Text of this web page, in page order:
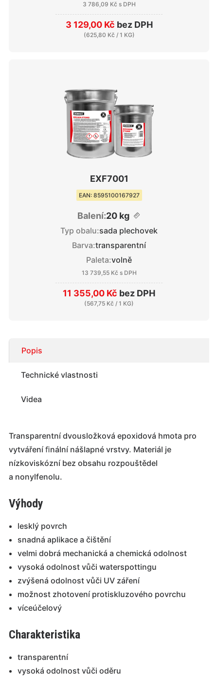
Popis
Technické vlastnosti
Videa
Transparentní dvousložková epoxidová hmota pro
vytváření ﬁnální nášlapné vrstvy. Materiál je
nízkoviskózní bez obsahu rozpouštědel
a nonylfenolu.
Výhody
lesklý povrch
snadná aplikace a čištění
velmi dobrá mechanická a chemická odolnost
vysoká odolnost vůči waterspottingu
zvýšená odolnost vůči UV záření
možnost zhotovení protiskluzového povrchu
víceúčelový
Charakteristika
transparentní
vysoká odolnost vůči oděru
3 786,09 Kč s DPH
3 129,00 Kč bez DPH
(625,80 Kč / 1 KG)
EXF7001
EAN: 8595100167927
Balení:20 kg
Typ obalu:sada plechovek
Barva:transparentní
Paleta:volně
13 739,55 Kč s DPH
11 355,00 Kč bez DPH
(567,75 Kč / 1 KG)